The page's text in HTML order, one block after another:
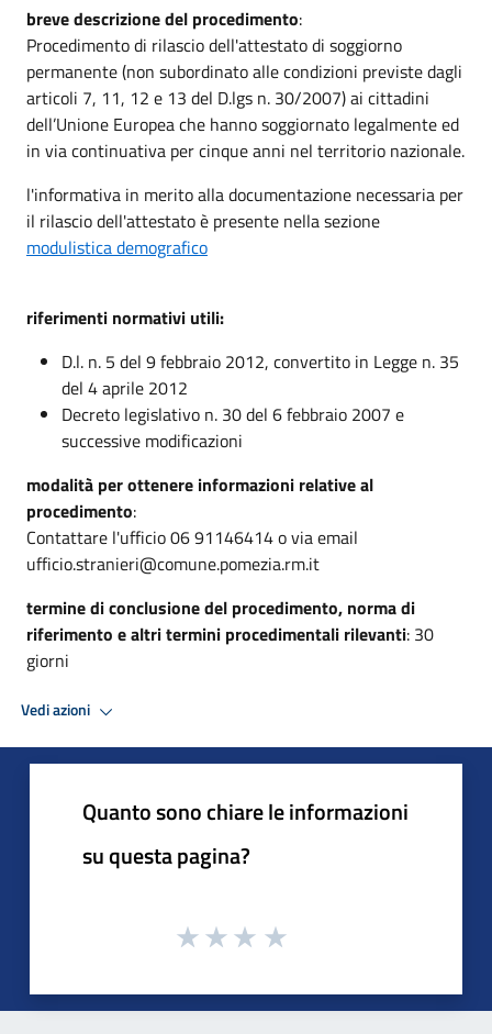
breve descrizione del procedimento:
Procedimento di rilascio dell'attestato di soggiorno
permanente (non subordinato alle condizioni previste dagli
articoli 7, 11, 12 e 13 del D.lgs n. 30/2007) ai cittadini
dell’Unione Europea che hanno soggiornato legalmente ed
in via continuativa per cinque anni nel territorio nazionale.
l'informativa in merito alla documentazione necessaria per
il rilascio dell'attestato è presente nella sezione
modulistica demografico
riferimenti normativi utili:
D.l. n. 5 del 9 febbraio 2012, convertito in Legge n. 35
del 4 aprile 2012
Decreto legislativo n. 30 del 6 febbraio 2007 e
successive modificazioni
modalità per ottenere informazioni relative al
procedimento:
Contattare l'ufficio 06 91146414 o via email
ufficio.stranieri@comune.pomezia.rm.it
termine di conclusione del procedimento, norma di
riferimento e altri termini procedimentali rilevanti: 30
giorni
Vedi azioni
Quanto sono chiare le informazioni
su questa pagina?